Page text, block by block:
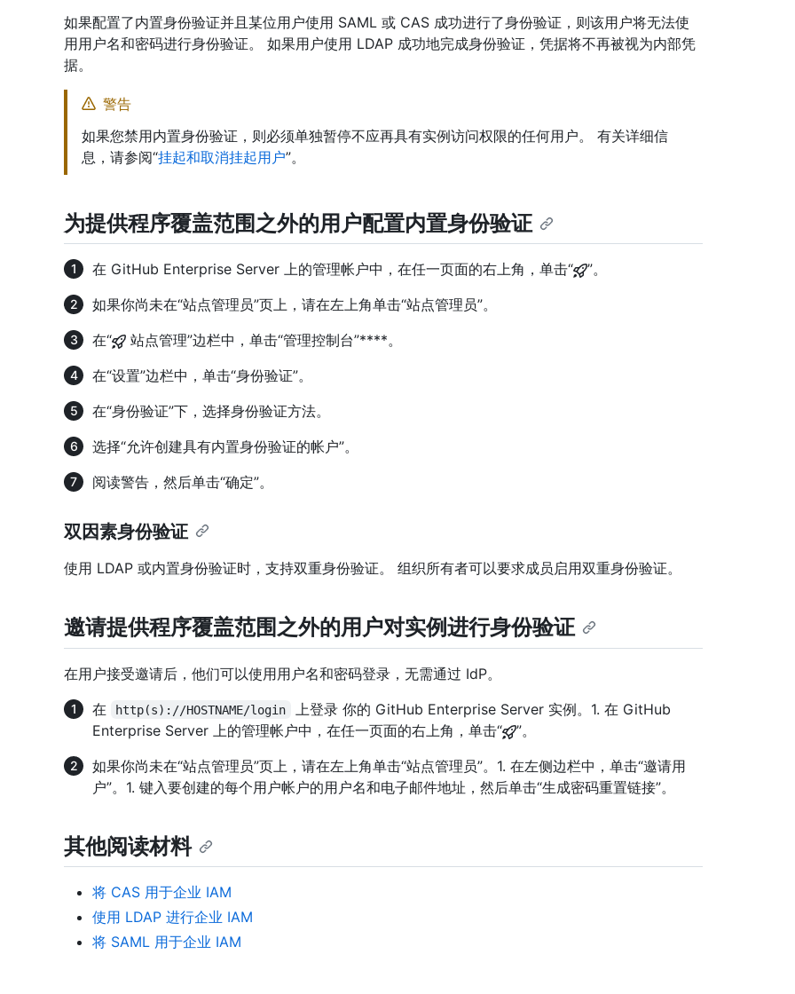
如果配置了内置身份验证并且某位用户使用 SAML 或 CAS 成功进行了身份验证，则该用户将无法使
用用户名和密码进行身份验证。 如果用户使用 LDAP 成功地完成身份验证，凭据将不再被视为内部凭
据。
警告
如果您禁用内置身份验证，则必须单独暂停不应再具有实例访问权限的任何用户。 有关详细信
息，请参阅“挂起和取消挂起用户”。
为提供程序覆盖范围之外的用户配置内置身份验证
在 GitHub Enterprise Server 上的管理帐户中，在任一页面的右上角，单击“
”。
如果你尚未在“站点管理员”页上，请在左上角单击“站点管理员”。
在“
站点管理”边栏中，单击“管理控制台”****。
在“设置”边栏中，单击“身份验证”。
在“身份验证”下，选择身份验证方法。
选择“允许创建具有内置身份验证的帐户”。
阅读警告，然后单击“确定”。
双因素身份验证
使用 LDAP 或内置身份验证时，支持双重身份验证。 组织所有者可以要求成员启用双重身份验证。
邀请提供程序覆盖范围之外的用户对实例进行身份验证
在用户接受邀请后，他们可以使用用户名和密码登录，无需通过 IdP。
在
http(s)://HOSTNAME/login
上登录 你的 GitHub Enterprise Server 实例。1. 在 GitHub
Enterprise Server 上的管理帐户中，在任一页面的右上角，单击“
”。
如果你尚未在“站点管理员”页上，请在左上角单击“站点管理员”。1. 在左侧边栏中，单击“邀请用
户”。1. 键入要创建的每个用户帐户的用户名和电子邮件地址，然后单击“生成密码重置链接”。
其他阅读材料
将 CAS 用于企业 IAM
使用 LDAP 进行企业 IAM
将 SAML 用于企业 IAM